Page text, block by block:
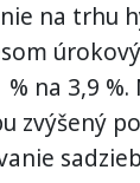
na trhu
% na 3,9
zvýšený